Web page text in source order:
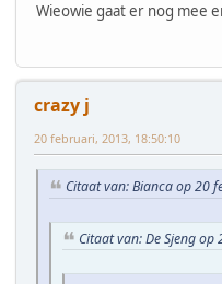
Wieowie gaat er nog mee
crazy j
20 februari, 2013, 18:50:10
Citaat van: Bianca op 20
Citaat van: De Sjeng